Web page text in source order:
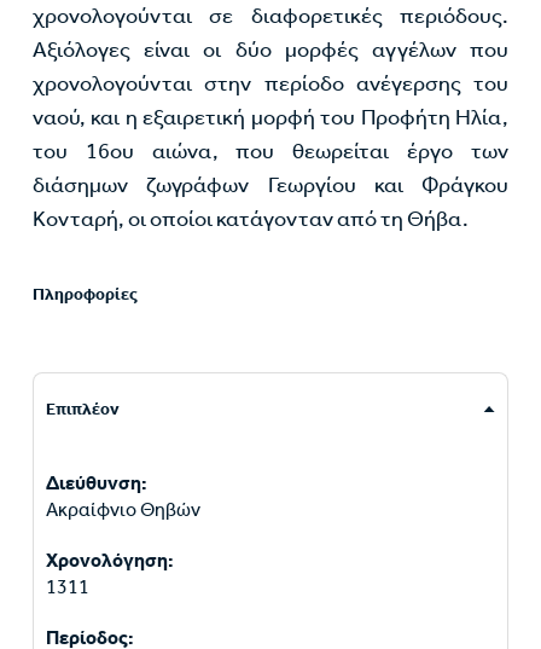
χρονολογούνται σε διαφορετικές περιόδους.
Αξιόλογες είναι οι δύο μορφές αγγέλων που
χρονολογούνται στην περίοδο ανέγερσης του
ναού, και η εξαιρετική μορφή του Προφήτη Ηλία,
του 16ου αιώνα, που θεωρείται έργο των
διάσημων ζωγράφων Γεωργίου και Φράγκου
Κονταρή, οι οποίοι κατάγονταν από τη Θήβα.
Πληροφορίες
Επιπλέον
Διεύθυνση:
Ακραίφνιο Θηβών
Χρονολόγηση:
1311
Περίοδος: